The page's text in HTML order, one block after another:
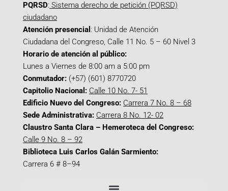
PQRSD: Sistema derecho de petición (PQRSD)
ciudadano
Atención presencial : Unidad de Atención
Ciudadana del Congreso, Calle 11 No. 5 – 60 Nivel 3
Horario de atención al público:
Lunes a Viernes de 8:00 am a 5:00 pm
Conmutador: (+57) (601) 8770720
Capitolio Nacional: Calle 10 No. 7- 51
Edificio Nuevo del Congreso: Carrera 7 No. 8 – 68
Sede Administrativa: Carrera 8 No. 12- 02
Claustro Santa Clara – Hemeroteca del Congreso:
Calle 9 No. 8 – 92
Biblioteca Luis Carlos Galán Sarmiento:
Carrera 6 # 8–94